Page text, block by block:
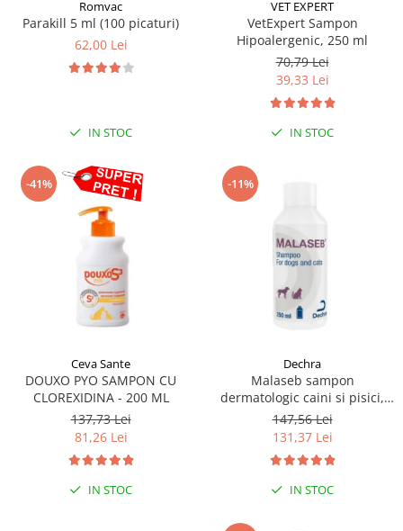
Sampoane si Balsamuri
Servetele Umede
Covorase absorbante
Curatare Ochi
Solutii Atractante si repelente
Custi transport - Pisici
Jucarii Pisici
Lese, Hamuri si Zgarzi
Romvac
Parakill 5 ml (100 picaturi)
62,00 Lei
IN STOC
VET EXPERT
VetExpert Sampon
Hipoalergenic, 250 ml
70,79 Lei
39,33 Lei
IN STOC
-41%
Ceva Sante
DOUXO PYO SAMPON CU
CLOREXIDINA - 200 ML
137,73 Lei
81,26 Lei
IN STOC
-11%
Dechra
Malaseb sampon
dermatologic caini si pisici,
250 ml
147,56 Lei
131,37 Lei
IN STOC